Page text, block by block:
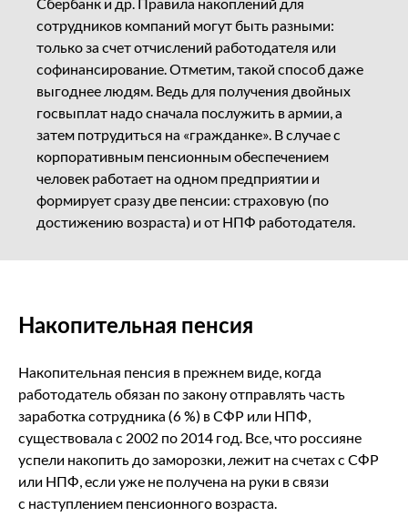
сотрудников компаний могут быть разными:
только за счет отчислений работодателя или
софинансирование. Отметим, такой способ даже
выгоднее людям. Ведь для получения двойных
госвыплат надо сначала послужить в армии, а
затем потрудиться на «гражданке». В случае с
корпоративным пенсионным обеспечением
человек работает на одном предприятии и
формирует сразу две пенсии: страховую (по
достижению возраста) и от НПФ работодателя.
Накопительная пенсия
Накопительная пенсия в прежнем виде, когда
работодатель обязан по закону отправлять часть
заработка сотрудника (6 %) в СФР или НПФ,
существовала с 2002 по 2014 год. Все, что россияне
успели накопить до заморозки, лежит на счетах с СФР
или НПФ, если уже не получена на руки в связи
с наступлением пенсионного возраста.